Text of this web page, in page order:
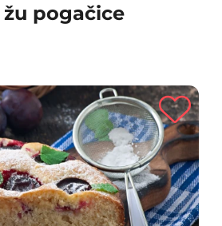
pogačice